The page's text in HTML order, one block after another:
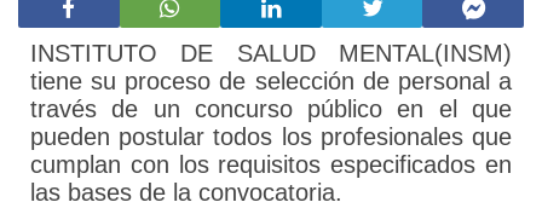
INSTITUTO DE SALUD MENTAL(INSM)
tiene su proceso de selección de personal a
través de un concurso público en el que
pueden postular todos los profesionales que
cumplan con los requisitos especificados en
las bases de la convocatoria.